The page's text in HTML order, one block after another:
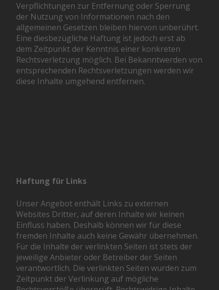
Verpflichtungen zur Entfernung oder Sperrung
der Nutzung von Informationen nach den
allgemeinen Gesetzen bleiben hiervon unberührt.
Eine diesbezügliche Haftung ist jedoch erst ab
dem Zeitpunkt der Kenntnis einer konkreten
Rechtsverletzung möglich. Bei Bekanntwerden von
entsprechenden Rechtsverletzungen werden wir
diese Inhalte umgehend entfernen.
Haftung für Links
Unser Angebot enthält Links zu externen
Websites Dritter, auf deren Inhalte wir keinen
Einfluss haben. Deshalb können wir für diese
fremden Inhalte auch keine Gewähr übernehmen.
Für die Inhalte der verlinkten Seiten ist stets der
jeweilige Anbieter oder Betreiber der Seiten
verantwortlich. Die verlinkten Seiten wurden zum
Zeitpunkt der Verlinkung auf mögliche